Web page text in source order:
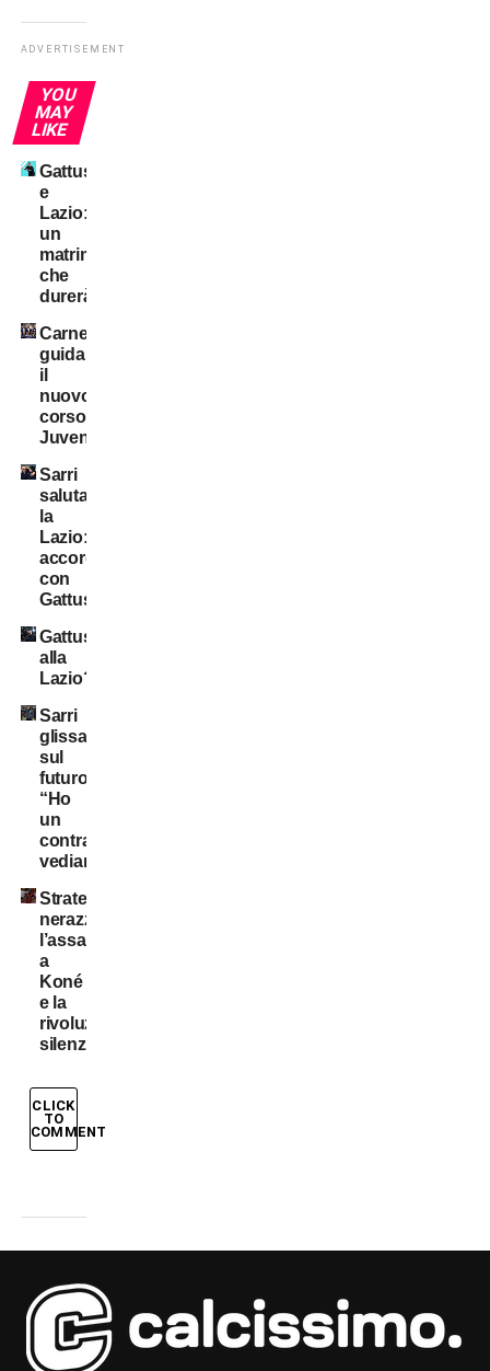
ADVERTISEMENT
YOU
MAY
LIKE
Gattuso
e
Lazio:
un
matrimonio
che
durerà?
Carnevali
guida
il
nuovo
corso
Juventus
Sarri
saluta
la
Lazio:
accordo
con
Gattuso
Gattuso
alla
Lazio?
Sarri
glissa
sul
futuro:
“Ho
un
contratto,
vediamo…”
Strategia
nerazzurra:
l’assalto
a
Koné
e la
rivoluzione
silenziosa
CLICK
TO
COMMENT